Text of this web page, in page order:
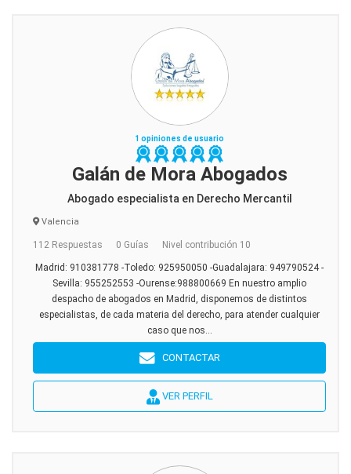
1 opiniones de usuario
Galán de Mora Abogados
Abogado especialista en Derecho Mercantil
Valencia
112 Respuestas 0 Guías Nivel contribución 10
Madrid: 910381778 -Toledo: 925950050 -Guadalajara: 949790524 -
Sevilla: 955252553 -Ourense:988800669 En nuestro amplio
despacho de abogados en Madrid, disponemos de distintos
especialistas, de cada materia del derecho, para atender cualquier
caso que nos...
CONTACTAR
VER PERFIL